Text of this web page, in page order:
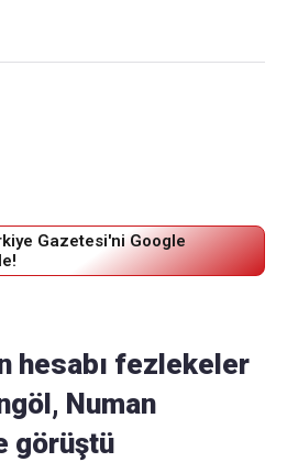
Gazetesi'ni Google
hesabı fezlekeler
Numan
görüştü